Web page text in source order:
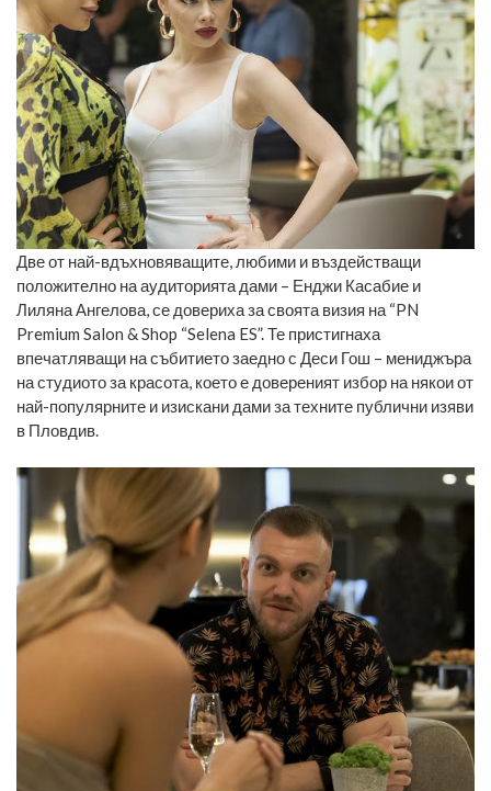
Две от най-вдъхновяващите, любими и въздействащи
положително на аудиторията дами – Енджи Касабие и
Лиляна Ангелова, се довериха за своята визия на “PN
Premium Salon & Shop “Selena ES”. Те пристигнаха
впечатляващи на събитието заедно с Деси Гош – мениджъра
на студиото за красота, което е довереният избор на някои от
най-популярните и изискани дами за техните публични изяви
в Пловдив.